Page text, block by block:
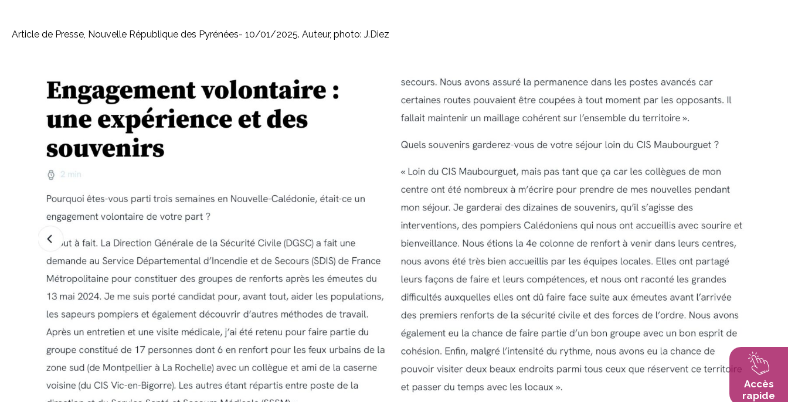
Accès
rapide
Article de Presse, Nouvelle République des Pyrénées- 10/01/2025. Auteur, photo: J.Diez